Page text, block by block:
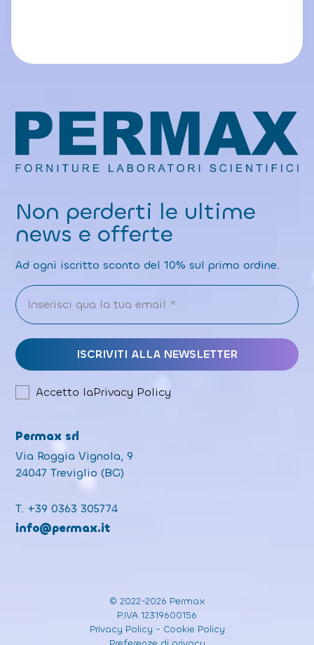
Non perderti le ultime
news e offerte
Ad ogni iscritto sconto del 10% sul primo ordine.
Accetto laPrivacy Policy
Permax srl
Via Roggia Vignola, 9
24047 Treviglio (BG)
T. +39 0363 305774
info@permax.it
© 2022-2026 Permax
P.IVA 12319600156
Privacy Policy - Cookie Policy